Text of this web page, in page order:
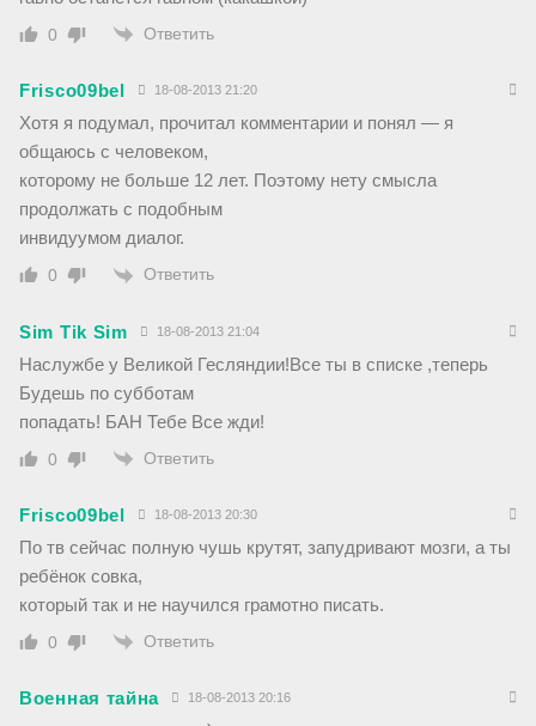
0 Ответить
Frisco09bel 18-08-2013 21:20
Хотя я подумал, прочитал комментарии и понял — я
общаюсь с человеком,
которому не больше 12 лет. Поэтому нету смысла
продолжать с подобным
инвидуумом диалог.
0 Ответить
Sim Tik Sim 18-08-2013 21:04
Наслужбе у Великой Гесляндии!Все ты в списке ,теперь
Будешь по субботам
попадать! БАН Тебе Все жди!
0 Ответить
Frisco09bel 18-08-2013 20:30
По тв сейчас полную чушь крутят, запудривают мозги, а ты
ребёнок совка,
который так и не научился грамотно писать.
0 Ответить
Военная тайна 18-08-2013 20:16